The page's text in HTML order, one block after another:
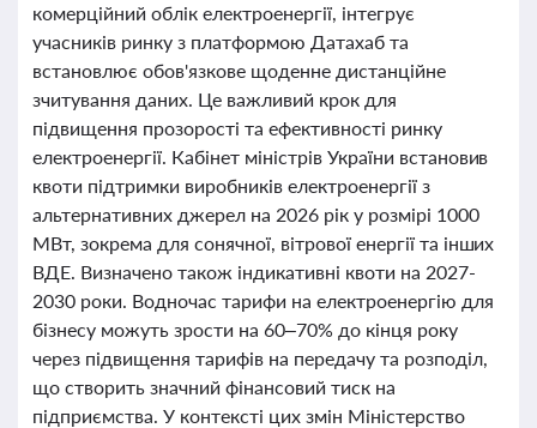
комерційний облік електроенергії, інтегрує
учасників ринку з платформою Датахаб та
встановлює обов'язкове щоденне дистанційне
зчитування даних. Це важливий крок для
підвищення прозорості та ефективності ринку
електроенергії. Кабінет міністрів України встановив
квоти підтримки виробників електроенергії з
альтернативних джерел на 2026 рік у розмірі 1000
МВт, зокрема для сонячної, вітрової енергії та інших
ВДЕ. Визначено також індикативні квоти на 2027-
2030 роки. Водночас тарифи на електроенергію для
бізнесу можуть зрости на 60–70% до кінця року
через підвищення тарифів на передачу та розподіл,
що створить значний фінансовий тиск на
підприємства. У контексті цих змін Міністерство